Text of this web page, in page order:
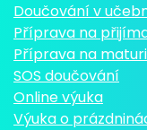
Doučování v
Příprava na
Příprava na
SOS doučování
Online výuka
Výuka o